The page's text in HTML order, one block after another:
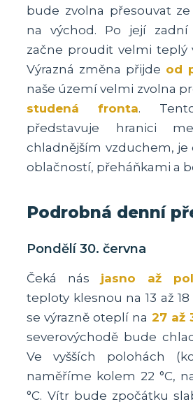
bude zvolna přesouvat
na východ. Po její
začne proudit velmi teplý
Výrazná změna přijde od
naše území velmi zvolna
studená fronta.
představuje hranici
chladnějším vzduchem, je
oblačností, přeháňkami a
Podrobná denní
Pondělí 30. června
Čeká nás jasno až
teploty klesnou na 13 až
se výrazně oteplí na 27 až
severovýchodě bude
Ve vyšších polohách
naměříme kolem 22 °C,
°C. Vítr bude zpočátku